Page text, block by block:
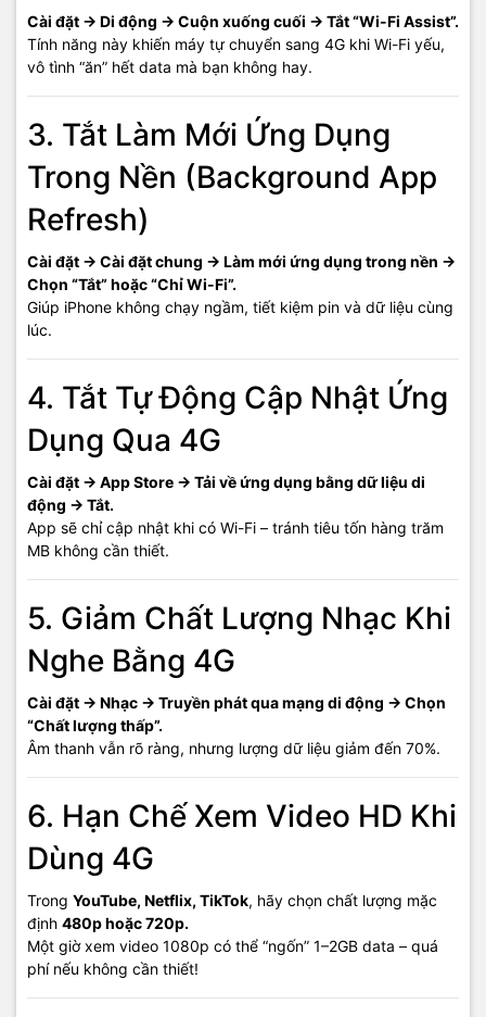
Cài đặt → Di động → Cuộn xuống cuối → Tắt “Wi-Fi Assist”.
Tính năng này khiến máy tự chuyển sang 4G khi Wi-Fi yếu,
vô tình “ăn” hết data mà bạn không hay.
3. Tắt Làm Mới Ứng Dụng
Trong Nền (Background App
Refresh)
Cài đặt → Cài đặt chung → Làm mới ứng dụng trong nền →
Chọn “Tắt” hoặc “Chỉ Wi-Fi”.
Giúp iPhone không chạy ngầm, tiết kiệm pin và dữ liệu cùng
lúc.
4. Tắt Tự Động Cập Nhật Ứng
Dụng Qua 4G
Cài đặt → App Store → Tải về ứng dụng bằng dữ liệu di
động → Tắt.
App sẽ chỉ cập nhật khi có Wi-Fi – tránh tiêu tốn hàng trăm
MB không cần thiết.
5. Giảm Chất Lượng Nhạc Khi
Nghe Bằng 4G
Cài đặt → Nhạc → Truyền phát qua mạng di động → Chọn
“Chất lượng thấp”.
Âm thanh vẫn rõ ràng, nhưng lượng dữ liệu giảm đến 70%.
6. Hạn Chế Xem Video HD Khi
Dùng 4G
Trong YouTube, Netflix, TikTok, hãy chọn chất lượng mặc
định 480p hoặc 720p.
Một giờ xem video 1080p có thể “ngốn” 1–2GB data – quá
phí nếu không cần thiết!